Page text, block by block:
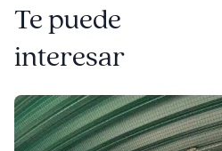
Te puede
interesar